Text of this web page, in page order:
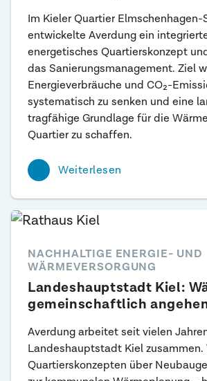
Im Kieler Quartier Elmschenhagen-
entwickelte Averdung ein
energetisches Quartierskonzept
das Sanierungsmanagement. Ziel
Energieverbräuche und CO₂-
systematisch zu senken und eine
tragfähige Grundlage für die
Quartier zu schaffen.
Weiterlesen
NACHHALTIGE ENERGIE- UND
WÄRMEVERSORGUNG
Landeshauptstadt Kiel:
gemeinschaftlich
Averdung arbeitet seit vielen
Landeshauptstadt Kiel zusammen.
Quartierskonzepten über